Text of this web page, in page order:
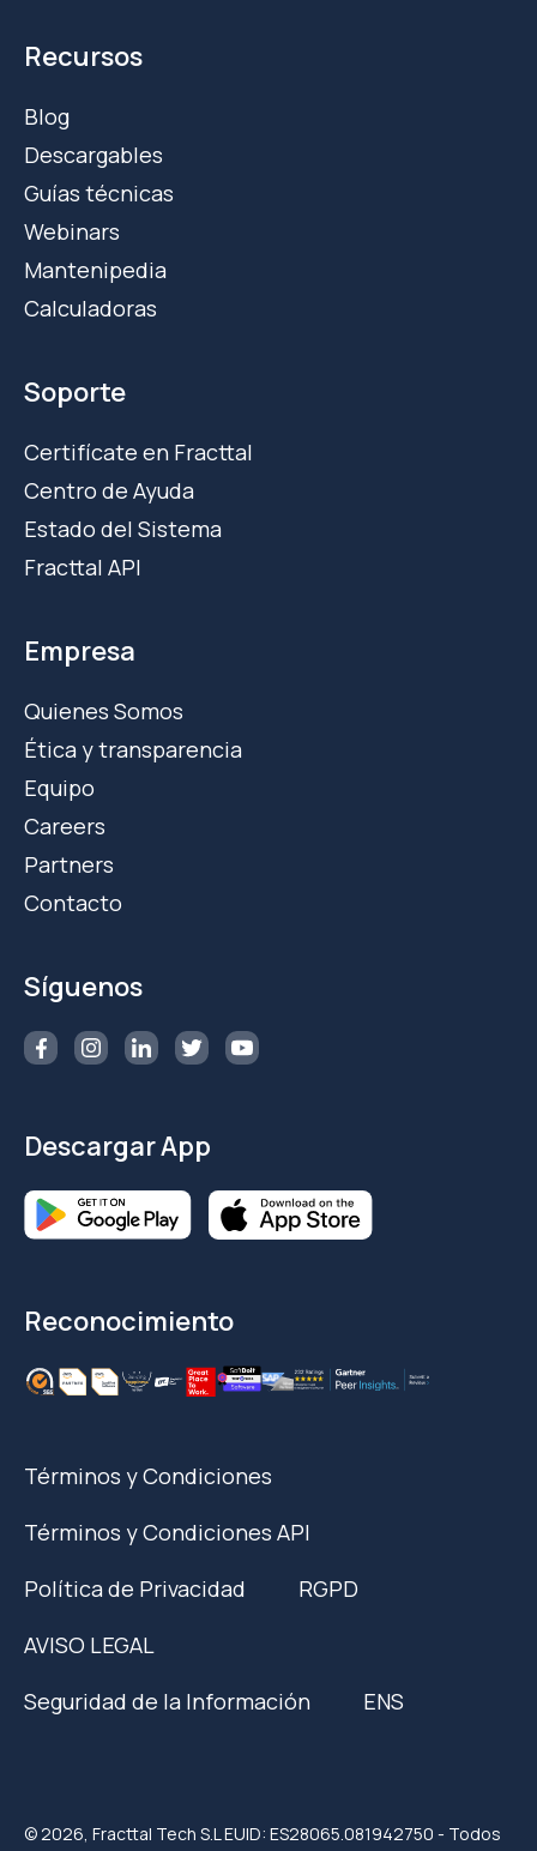
Recursos
Blog
Descargables
Guías técnicas
Webinars
Mantenipedia
Calculadoras
Soporte
Certifícate en Fracttal
Centro de Ayuda
Estado del Sistema
Fracttal API
Empresa
Quienes Somos
Ética y transparencia
Equipo
Careers
Partners
Contacto
Síguenos
Descargar App
Reconocimiento
Términos y Condiciones
Términos y Condiciones API
Política de Privacidad
RGPD
AVISO LEGAL
Seguridad de la Información
ENS
© 2026, Fracttal Tech S.L EUID: ES28065.081942750 - Todos